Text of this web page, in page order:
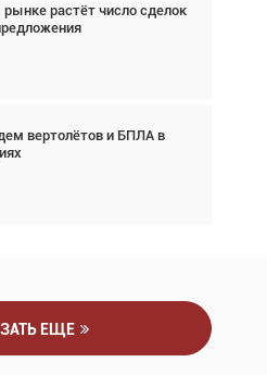
рынке растёт число сделок
вертолётов и БПЛА в
поставок сохраняются
актив. Подходите к
образом
ЕЩЕ